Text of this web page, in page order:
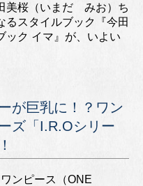
美桜（いまだ みお）ち
るスタイルブック『今田
ック イマ』が、いよい
が巨乳に！？ワン
ズ「I.R.Oシリー
ンピース（ONE